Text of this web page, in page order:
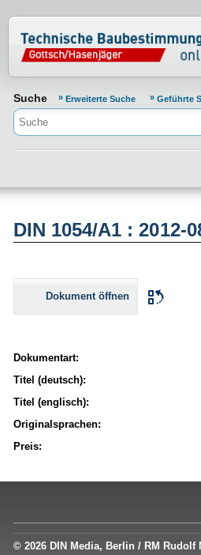
Normenportal
Suche Erweiterte Suche Geführte
DIN 1054/A1 : 2012-
Dokument öffnen
Dokumentart:
Titel (deutsch):
Titel (englisch):
Originalsprachen:
Preis:
© 2026 DIN Media, Berlin / RM Rudolf